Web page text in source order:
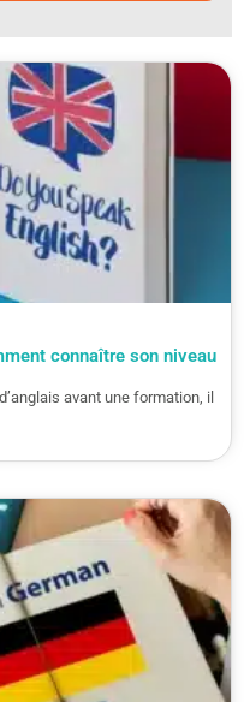
connaître son niveau
avant une formation, il